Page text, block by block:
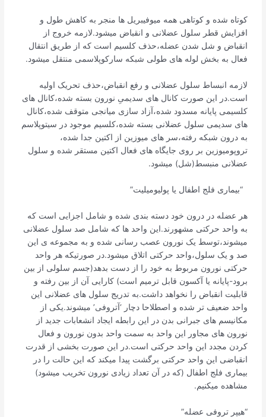
کوتاه شده و کوتاهی همه میوفیبریل ها منجر به کاهش طول و
افزایش قطر سلول عضلانی و انقباض میشود.لازمه خروج از
انقباض و شل شدن عضله،حذف کلسیم است که از طریق انتقال
فعال به بخش لوله های طولی شبکه سارکوپلاسمی منتقل میشود.
لازمه انبساط سلول عضلانی و رفع انقباض،حذف تحریک اولیه
است.در این صورت کانال های سدیمیِ نورون بسته شده،کانال های
کلسیمی پایانه مسدود شده،آزاد سازی میانجی متوقف شده،کانال
های سدیمی سلول عضلانی بسته شده،کلسیم موجود در سیتوپلاسم
به درون شبکه رفته،سر های میوزین از اکتین جدا شده،
تروپومیوزین بر روی جایگاه های فعال اکتین مستقر شده و سلول
عضلانی منبسط(شل) میشود.
“بیماری فلج اطفال یا پولیومیلیت”
هر عضله در درون خود دسته بندی شده و شامل اجزایی است که
به واحد حرکتی مشهورند.این واحد ها که شامل صد سلول عضلانی
میشوند،توسط یک نورون عصب رسانی شده و به مجموعه ی این
صد و یک سلول،واحد حرکتی اتلاق میشود.در صورتیکه هر واحد
حرکتی نورون مربوط به خود را از دست بدهد(جسم سلولی از بین
برود-پایانه یا آکسون قابل ترمیم است) کارایی آن از بین رفته و
قابلیت انقباض را نخواهد داشت.به تدریج سلول های عضلانی این
واحد ضعیف تر شده و اصطلاحا دچار ‘آتروفی’ میشوند.یکی از
مکانیسم های جبرانی بدن در این رابطه ایجاد انشعابات جدید از
نورون های مجاور این واحد به سمت واحد بدون نورون و فعال
کردن مجدد این واحد حرکتی است.در این صورت بخشی از قدرت
انقباضی این واحد حرکتی برگشت پیدا میکند که این حالت را در
بیماری فلج اطفال (که در آن تعداد زیادی نورون تخریب میشود)
مشاهده میکنیم.
“هیپر تروفی عضله”